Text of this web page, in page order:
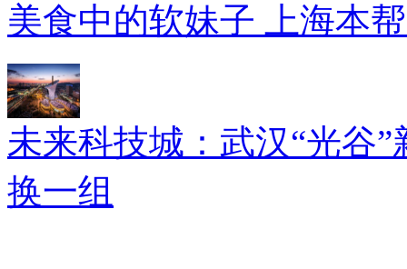
美食中的软妹子 上海本
未来科技城：武汉“光谷”
换一组